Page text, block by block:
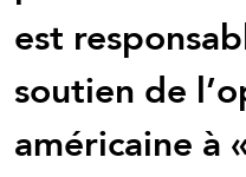
est
soutien de
américaine à